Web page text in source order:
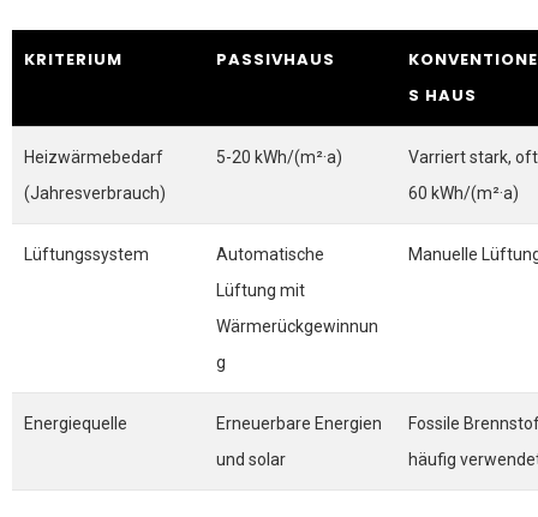
KRITERIUM PASSIVHAUS
S HAUS
Heizwärmebedarf
(Jahresverbrauch)
5-20 kWh/(m²·a)
Varriert stark,
60 kWh/(m²·a)
Lüftungssystem
Automatische
Lüftung mit
Wärmerückgewinnun
g
Manuelle
Energiequelle
Erneuerbare Energien
und solar
Fossile
häufig